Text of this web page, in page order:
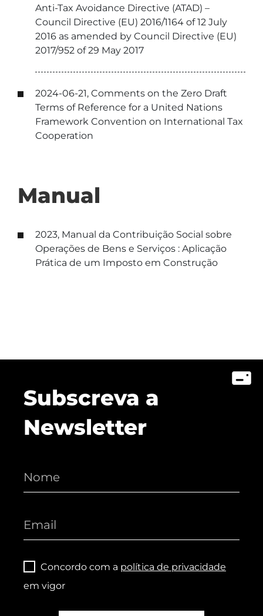
Anti-Tax Avoidance Directive (ATAD) –
Council Directive (EU) 2016/1164 of 12 July
2016 as amended by Council Directive (EU)
2017/952 of 29 May 2017
2024-06-21, Comments on the Zero Draft
Terms of Reference for a United Nations
Framework Convention on International Tax
Cooperation
Manual
2023, Manual da Contribuição Social sobre
Operações de Bens e Serviços : Aplicação
Prática de um Imposto em Construção
Subscreva a
Newsletter
Concordo com a política de privacidade
em vigor